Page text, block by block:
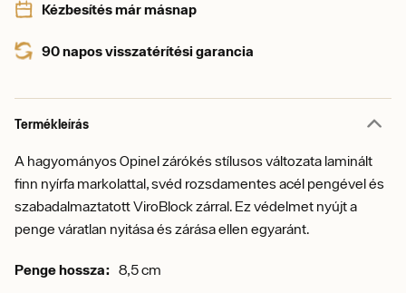
Kézbesítés már másnap
90 napos visszatérítési garancia
Termékleírás
A hagyományos Opinel zárókés stílusos változata laminált
finn nyírfa markolattal, svéd rozsdamentes acél pengével és
szabadalmaztatott ViroBlock zárral. Ez védelmet nyújt a
penge váratlan nyitása és zárása ellen egyaránt.
Penge hossza: 8,5 cm